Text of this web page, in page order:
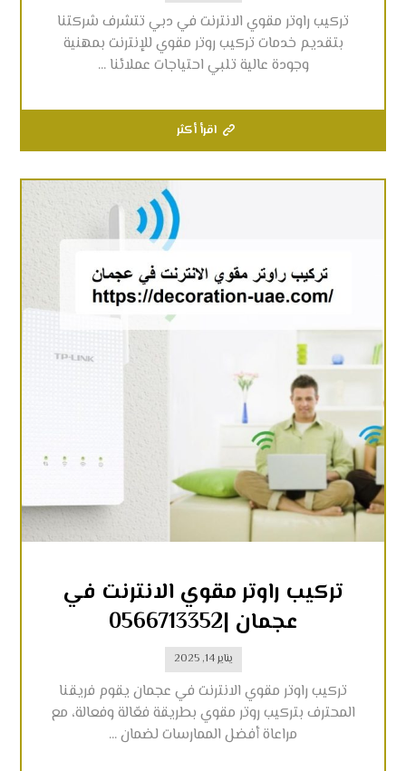
تركيب راوتر مقوي الانترنت في دبي تتشرف شركتنا
بتقديم خدمات تركيب روتر مقوي للإنترنت بمهنية
وجودة عالية تلبي احتياجات عملائنا ...
اقرأ أكثر
تركيب راوتر مقوي الانترنت في
عجمان |0566713352
يناير 14, 2025
تركيب راوتر مقوي الانترنت في عجمان يقوم فريقنا
المحترف بتركيب روتر مقوي بطريقة فعّالة وفعالة، مع
مراعاة أفضل الممارسات لضمان ...